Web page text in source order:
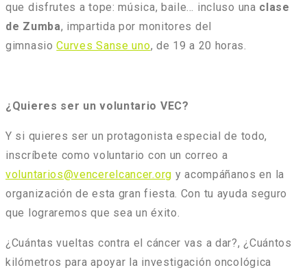
que disfrutes a tope: música, baile… incluso una clase
de Zumba, impartida por monitores del
gimnasioCurves Sanse uno, de 19 a 20 horas.
¿Quieres ser un voluntario VEC?
Y si quieres ser un protagonista especial de todo,
inscríbete como voluntario con un correo a
voluntarios@vencerelcancer.org y acompáñanos en la
organización de esta gran fiesta. Con tu ayuda seguro
que lograremos que sea un éxito.
¿Cuántas vueltas contra el cáncer vas a dar?, ¿Cuántos
kilómetros para apoyar la investigación oncológica